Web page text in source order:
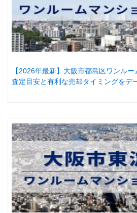
【2026年最新】大阪市都島区ワンル
査定目安と有利な売却タイミングをデ